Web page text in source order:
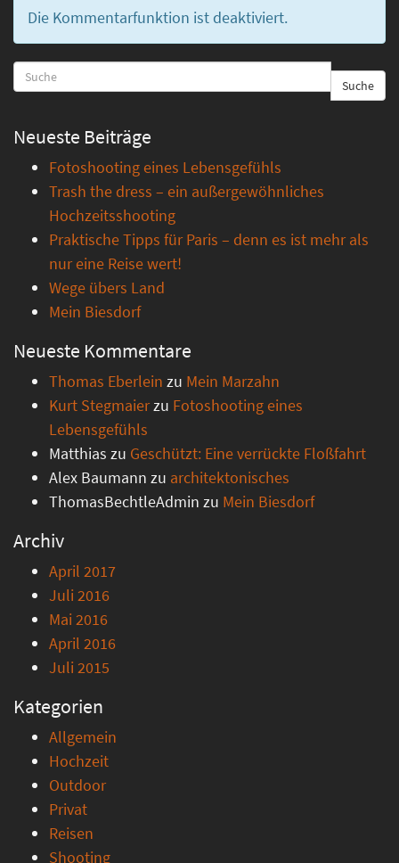
Die Kommentarfunktion ist deaktiviert.
Suche
Neueste Beiträge
Fotoshooting eines Lebensgefühls
Trash the dress – ein außergewöhnliches
Hochzeitsshooting
Praktische Tipps für Paris – denn es ist mehr als
nur eine Reise wert!
Wege übers Land
Mein Biesdorf
Neueste Kommentare
Thomas Eberlein zu Mein Marzahn
Kurt Stegmaierzu Fotoshooting eines
Lebensgefühls
Matthias zu Geschützt: Eine verrückte Floßfahrt
Alex Baumann zu architektonisches
ThomasBechtleAdmin zu Mein Biesdorf
Archiv
April 2017
Juli 2016
Mai 2016
April 2016
Juli 2015
Kategorien
Allgemein
Hochzeit
Outdoor
Privat
Reisen
Shooting